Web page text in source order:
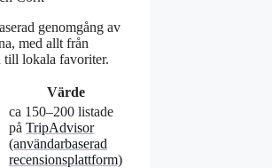
genomgång av
med allt från
lokala favoriter.
Värde
ca 150–200 listade
på TripAdvisor
(användarbaserad
recensionsplattform)